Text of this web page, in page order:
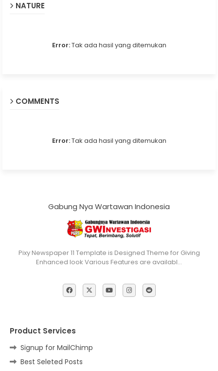
NATURE
Error:Tak ada hasil yang ditemukan
COMMENTS
Error:Tak ada hasil yang ditemukan
Gabung Nya Wartawan Indonesia
Pixy Newspaper 11 Template is Designed Theme for Giving
Enhanced look Various Features are availabl…
Product Services
Signup for MailChimp
Best Seleted Posts